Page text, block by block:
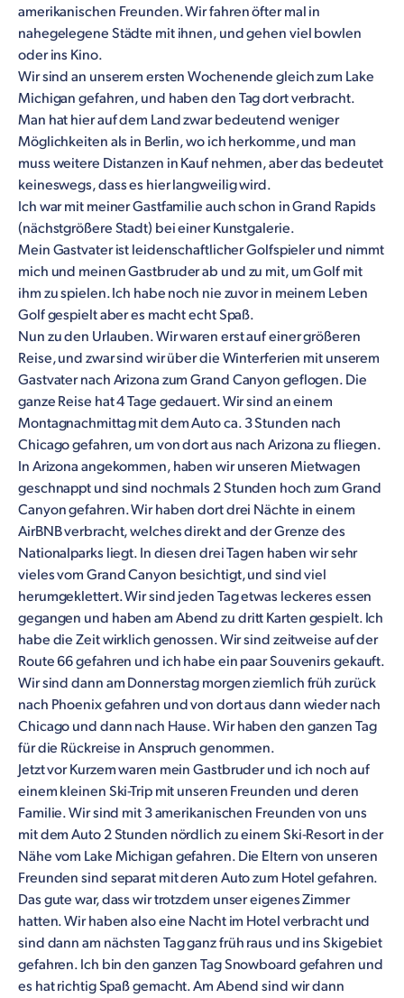
amerikanischen Freunden. Wir fahren öfter mal in
nahegelegene Städte mit ihnen, und gehen viel bowlen
oder ins Kino.
Wir sind an unserem ersten Wochenende gleich zum Lake
Michigan gefahren, und haben den Tag dort verbracht.
Man hat hier auf dem Land zwar bedeutend weniger
Möglichkeiten als in Berlin, wo ich herkomme, und man
muss weitere Distanzen in Kauf nehmen, aber das bedeutet
keineswegs, dass es hier langweilig wird.
Ich war mit meiner Gastfamilie auch schon in Grand Rapids
(nächstgrößere Stadt) bei einer Kunstgalerie.
Mein Gastvater ist leidenschaftlicher Golfspieler und nimmt
mich und meinen Gastbruder ab und zu mit, um Golf mit
ihm zu spielen. Ich habe noch nie zuvor in meinem Leben
Golf gespielt aber es macht echt Spaß.
Nun zu den Urlauben. Wir waren erst auf einer größeren
Reise, und zwar sind wir über die Winterferien mit unserem
Gastvater nach Arizona zum Grand Canyon geflogen. Die
ganze Reise hat 4 Tage gedauert. Wir sind an einem
Montagnachmittag mit dem Auto ca. 3 Stunden nach
Chicago gefahren, um von dort aus nach Arizona zu fliegen.
In Arizona angekommen, haben wir unseren Mietwagen
geschnappt und sind nochmals 2 Stunden hoch zum Grand
Canyon gefahren. Wir haben dort drei Nächte in einem
AirBNB verbracht, welches direkt and der Grenze des
Nationalparks liegt. In diesen drei Tagen haben wir sehr
vieles vom Grand Canyon besichtigt, und sind viel
herumgeklettert. Wir sind jeden Tag etwas leckeres essen
gegangen und haben am Abend zu dritt Karten gespielt. Ich
habe die Zeit wirklich genossen. Wir sind zeitweise auf der
Route 66 gefahren und ich habe ein paar Souvenirs gekauft.
Wir sind dann am Donnerstag morgen ziemlich früh zurück
nach Phoenix gefahren und von dort aus dann wieder nach
Chicago und dann nach Hause. Wir haben den ganzen Tag
für die Rückreise in Anspruch genommen.
Jetzt vor Kurzem waren mein Gastbruder und ich noch auf
einem kleinen Ski-Trip mit unseren Freunden und deren
Familie. Wir sind mit 3 amerikanischen Freunden von uns
mit dem Auto 2 Stunden nördlich zu einem Ski-Resort in der
Nähe vom Lake Michigan gefahren. Die Eltern von unseren
Freunden sind separat mit deren Auto zum Hotel gefahren.
Das gute war, dass wir trotzdem unser eigenes Zimmer
hatten. Wir haben also eine Nacht im Hotel verbracht und
sind dann am nächsten Tag ganz früh raus und ins Skigebiet
gefahren. Ich bin den ganzen Tag Snowboard gefahren und
es hat richtig Spaß gemacht. Am Abend sind wir dann